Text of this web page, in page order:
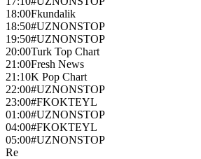
18:00Fkundalik
18:50#UZNONSTOP
19:50#UZNONSTOP
20:00Turk Top Chart
21:00Fresh News
21:10K Pop Chart
22:00#UZNONSTOP
23:00#FKOKTEYL
01:00#UZNONSTOP
04:00#FKOKTEYL
05:00#UZNONSTOP
Re